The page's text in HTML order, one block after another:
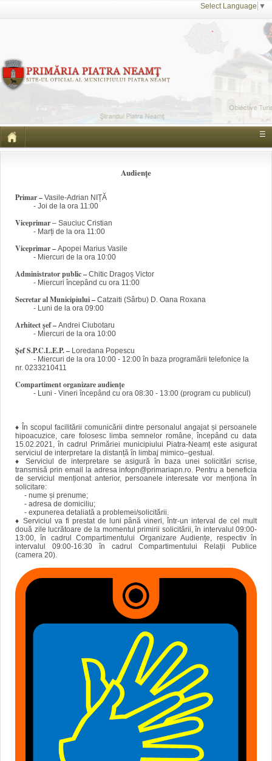
Select Language ▼
☰
Audienţe
Primar– Vasile-Adrian NIȚĂ
- Joi de la ora 11:00
Viceprimar – Sauciuc Cristian
- Marți de la ora 11:00
Viceprimar– Apopei Marius Vasile
- Miercuri de la ora 10:00
Administrator public– Chitic Dragoș Victor
- Miercuri începând cu ora 11:00
Secretar al Municipiului – Catzaiti (Sârbu) D. Oana Roxana
- Luni de la ora 09:00
Arhitect șef– Andrei Ciubotaru
- Miercuri de la ora 10:00
Șef S.P.C.L.E.P.– Loredana Popescu
- Miercuri de la ora 10:00 - 12:00 în baza programării telefonice la
nr. 0233210411
Compartiment organizare audiențe
- Luni - Vineri începând cu ora 08:30 - 13:00 (program cu publicul)
♦ În scopul facilitării comunicării dintre personalul angajat și persoanele
hipoacuzice, care folosesc limba semnelor române, începând cu data
15.02.2021, în cadrul Primăriei municipiului Piatra-Neamț este asigurat
serviciul de interpretare la distanță în limbaj mimico–gestual.
♦ Serviciul de interpretare se asigură în baza unei solicitări scrise,
transmisă prin email la adresa infopn@primariapn.ro. Pentru a beneficia
de serviciul menționat anterior, persoanele interesate vor menționa în
solicitare:
- nume și prenume;
- adresa de domiciliu;
- expunerea detaliată a problemei/solicitării.
♦ Serviciul va fi prestat de luni până vineri, într-un interval de cel mult
două zile lucrătoare de la momentul primirii solicitării, în intervalul 09:00-
13:00, în cadrul Compartimentului Organizare Audiențe, respectiv în
intervalul 09:00-16:30 în cadrul Compartimentului Relații Publice
(camera 20).